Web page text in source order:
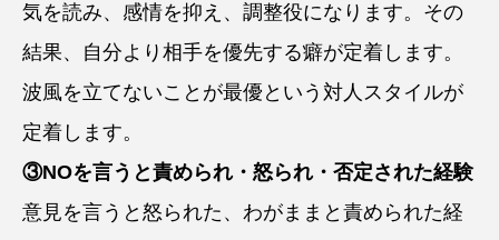
気を読み、感情を抑え、調整役になります。その
結果、自分より相手を優先する癖が定着します。
波風を立てないことが最優という対人スタイルが
定着します。
③NOを言うと責められ・怒られ・否定された経験
意見を言うと怒られた、わがままと責められた経